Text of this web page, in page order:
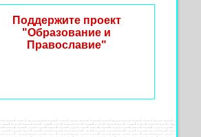
Поддержите проект
"Образование и
Православие"